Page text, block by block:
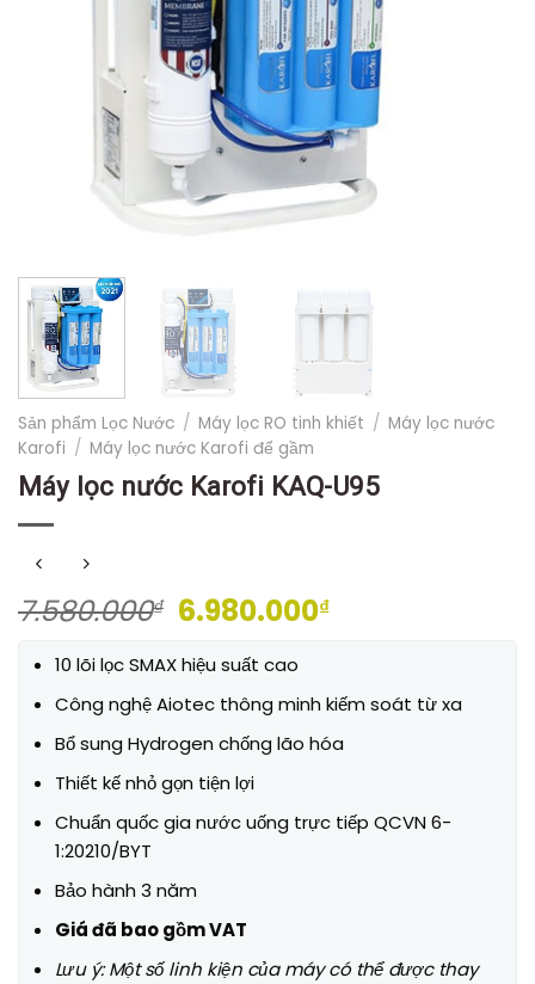
Sản phẩm Lọc Nước / Máy lọc RO tinh khiết / Máy lọc nước
Karofi / Máy lọc nước Karofi để gầm
Máy lọc nước Karofi KAQ-U95
7.580.000₫ Giá
là:
7.580.000₫.
6.980.000₫Giá
là:
10 lõi lọc SMAX hiệu suất cao
Công nghệ Aiotec thông minh kiếm soát từ xa
Bổ sung Hydrogen chống lão hóa
Thiết kế nhỏ gọn tiện lợi
Chuẩn quốc gia nước uống trực tiếp QCVN 6-
1:20210/BYT
Bảo hành 3 năm
Giá đã bao gồm VAT
Lưu ý: Một số linh kiện của máy có thể được thay